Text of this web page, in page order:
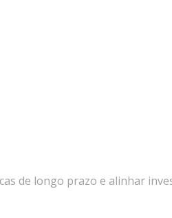
de longo prazo e alinhar